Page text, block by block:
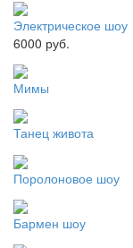
Электрическое шоу
6000 руб.
Мимы
Танец живота
Поролоновое шоу
Бармен шоу